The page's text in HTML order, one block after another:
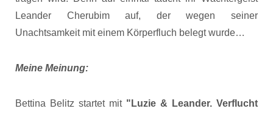
Leander Cherubim auf, der wegen seiner
Unachtsamkeit mit einem Körperfluch belegt wurde…
Meine Meinung:
Bettina Belitz startet mit "Luzie & Leander. Verflucht